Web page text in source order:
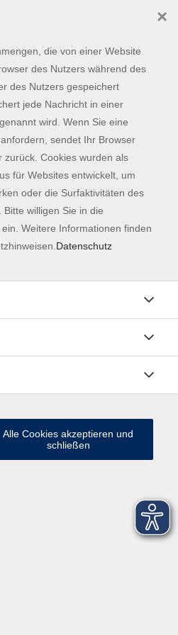
gefunden werden.
Kontaktformular
Impressum
AGB
Datenschutzerklärung
die von einer Website
des Nutzers während des
des Nutzers gespeichert
jede Nachricht in einer
wird. Wenn Sie eine
sendet Ihr Browser
zurück. Cookies wurden als
für Websites entwickelt, um
oder die Surfaktivitäten des
willigen Sie in die
Weitere Informationen finden
Datenschutz
×
Alle Cookies akzeptieren und
schließen